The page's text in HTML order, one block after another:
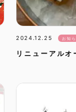
2024.12.25 お知
リニューアルオ